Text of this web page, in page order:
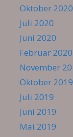
Oktober 2020
Juli 2020
Juni 2020
Februar 2020
November
Oktober 2019
Juli 2019
Juni 2019
Mai 2019